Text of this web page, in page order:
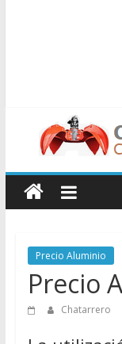
–
Precio
de
Precio Aluminio
Precio
Chatarrero